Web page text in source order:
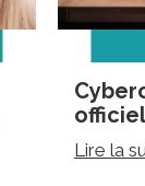
Lire la